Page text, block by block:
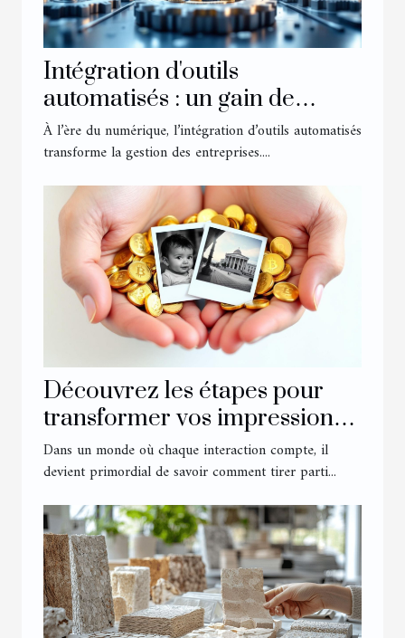
Intégration d'outils
automatisés : un gain de
temps pour votre entreprise
À l’ère du numérique, l’intégration d’outils automatisés
transforme la gestion des entreprises....
Découvrez les étapes pour
transformer vos impressions
en récompenses
Dans un monde où chaque interaction compte, il
devient primordial de savoir comment tirer parti...